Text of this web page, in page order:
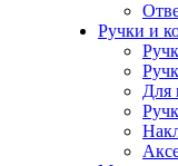
Ручки и
Для